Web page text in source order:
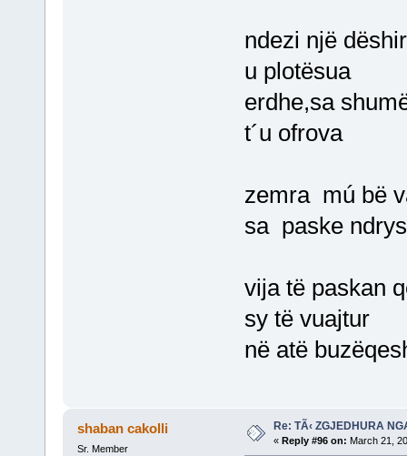
ndezi një
u plotësua
erdhe,sa
t´u ofrova
zemra mú bë
sa paske
vija të paskan
sy të vuajtur
në atë
shaban cakolli
Sr. Member
Re: TÃ‹ ZGJEDHURA
« Reply #96 on: March 21,